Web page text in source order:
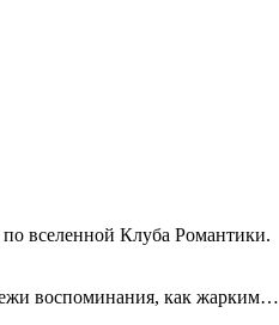
вселенной Клуба Романтики.
воспоминания, как жарким…